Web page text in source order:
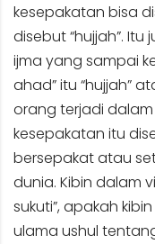
kesepakatan bisa
disebut “hujjah”.
ijma yang sampai
ahad” itu “hujjah”
orang terjadi
kesepakatan itu
bersepakat atau
dunia. Kibin dalam
sukuti”, apakah
ulama ushul